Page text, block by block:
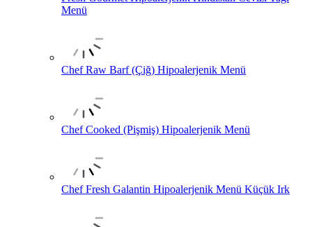
Menü
Chef Raw Barf (Çiğ) Hipoalerjenik Menü
Chef Cooked (Pişmiş) Hipoalerjenik Menü
Chef Fresh Galantin Hipoalerjenik Menü Küçük Irk